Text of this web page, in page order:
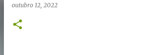
outubro 12, 2022